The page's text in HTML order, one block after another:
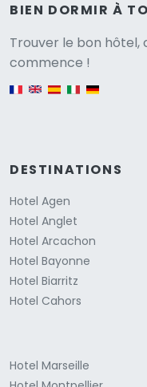
BIEN DORMIR À
Trouver le bon hôtel,
commence !
English version
DESTINATIONS
Hotel Agen
Hotel Anglet
Hotel Arcachon
Hotel Bayonne
Hotel Biarritz
Hotel Cahors
Hotel Marseille